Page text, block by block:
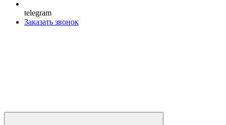
telegram
Заказать звонок